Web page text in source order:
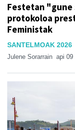
Festetan "gune
protokoloa
Feministak
SANTELMOAK 2026
Julene Sorarrain api 09